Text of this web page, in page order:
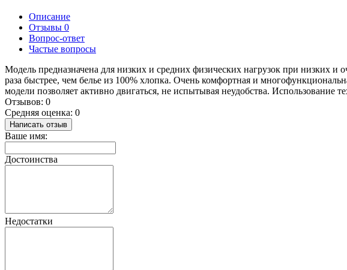
Описание
Отзывы 0
Вопрос-ответ
Частые вопросы
Модель предназначена для низких и средних физических нагрузок при низких и
раза быстрее, чем белье из 100% хлопка. Очень комфортная и
модели позволяет активно двигаться, не испытывая неудобства. Использование
Отзывов: 0
Средняя оценка: 0
Написать отзыв
Ваше имя:
Достоинства
Недостатки